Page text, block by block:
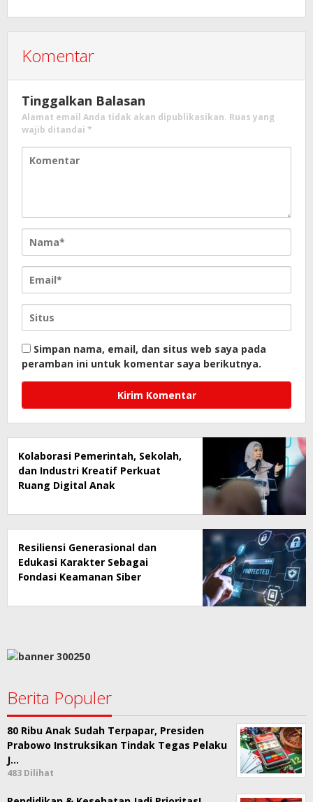
Komentar
Tinggalkan Balasan
Alamat email Anda tidak akan dipublikasikan. Ruas yang
wajib ditandai *
Simpan nama, email, dan situs web saya pada
peramban ini untuk komentar saya berikutnya.
Kolaborasi Pemerintah, Sekolah,
dan Industri Kreatif Perkuat
Ruang Digital Anak
Resiliensi Generasional dan
Edukasi Karakter Sebagai
Fondasi Keamanan Siber
Berita Populer
80 Ribu Anak Sudah Terpapar, Presiden
Prabowo Instruksikan Tindak Tegas Pelaku
J…
483 Dilihat